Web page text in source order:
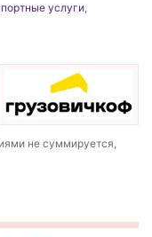
услуги,
не суммируется,